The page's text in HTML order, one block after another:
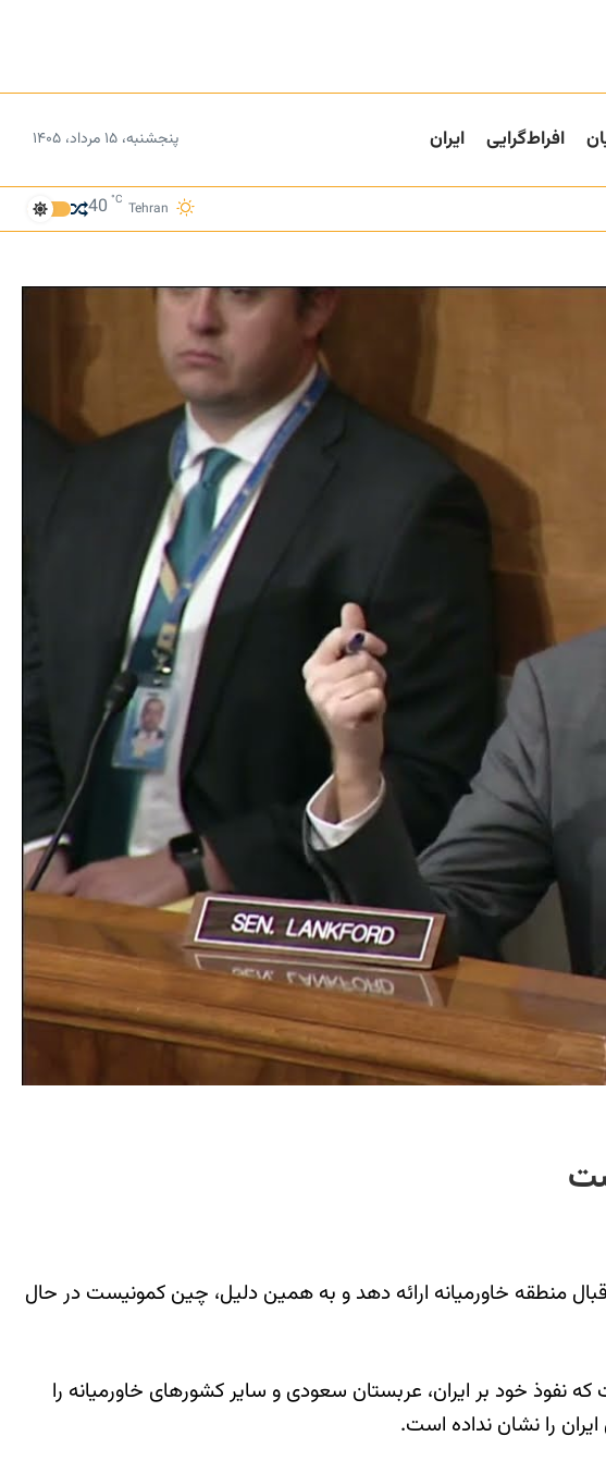
افراط‌گرایی ایران پنجشنبه، ۱۵ مرداد، ۱۴۰۵
Tehran
40 °C
منطقه خاورمیانه ارائه دهد و به همین دلیل، چین کمونیست در حال
نفوذ خود بر ایران، عربستان سعودی و سایر کشورهای خاورمیانه را
را نشان نداده است.